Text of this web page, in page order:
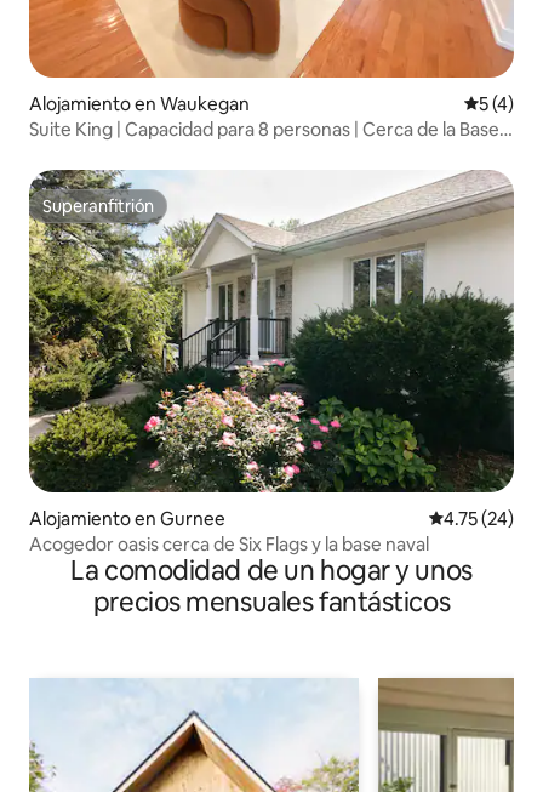
Alojamiento en Waukegan
5 (4)
Suite King | Capacidad para 8 personas | Cerca de la Base
Superanfitrión
Superanfitrión
Alojamiento en Gurnee Calificación
4.75 (24)
Acogedor oasis cerca de Six Flags y la base naval
La comodidad de un hogar y unos
precios mensuales fantásticos